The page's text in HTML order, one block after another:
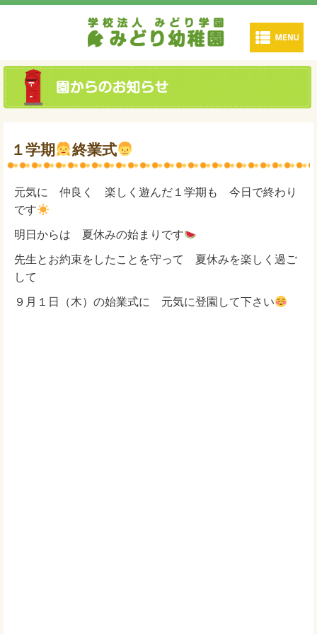
１学期 終業式
元気に 仲良く 楽しく遊んだ１学期も 今日で終わり
です
明日からは 夏休みの始まりです
先生とお約束をしたことを守って 夏休みを楽しく過ご
して
９月１日（木）の始業式に 元気に登園して下さい